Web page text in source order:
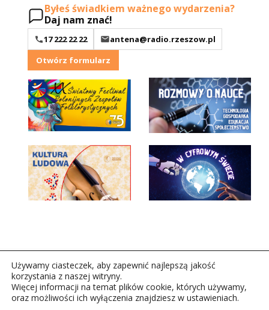
Byłeś świadkiem ważnego wydarzenia?
Daj nam znać!
17 222 22 22
antena@radio.rzeszow.pl
Otwórz formularz
Copyright © 2026Polskie Radio Rzeszów S.A. w likwidacj.
Używamy ciasteczek, aby zapewnić najlepszą jakość
korzystania z naszej witryny.
Więcej informacji na temat plików cookie, których używamy,
oraz możliwości ich wyłączenia znajdziesz w ustawieniach.